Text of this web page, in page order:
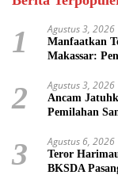
1 Agustus 3, 2026
Manfaatkan
Makassar:
2 Agustus 3, 2026
Ancam
Pemilahan
3 Agustus 6, 2026
Teror
BKSDA